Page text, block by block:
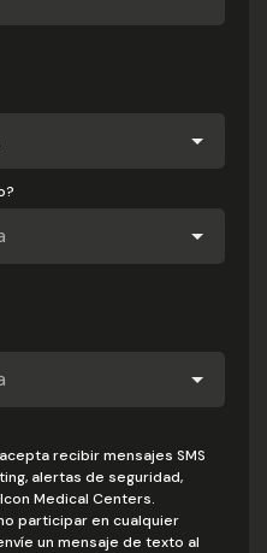
recibir mensajes SMS
alertas de seguridad,
Medical Centers.
participar en cualquier
un mensaje de texto al